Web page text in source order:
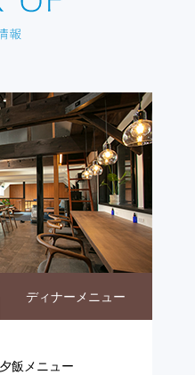
ディナーメニュー
飯メニュー